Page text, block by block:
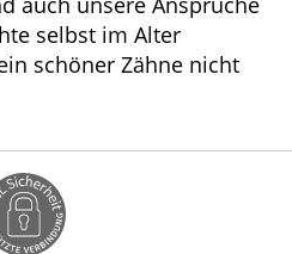
selbst im Alter
schöner Zähne nicht